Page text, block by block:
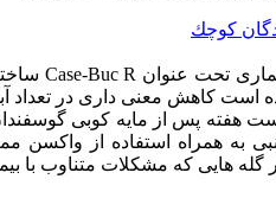
است كاهش معنی داری در تعداد
به همراه استفاده از
هایی كه مشكلات متناوب با